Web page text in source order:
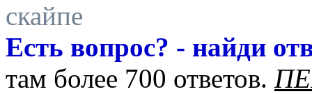
скайпе
Есть вопрос? - найди
там более 700 ответов.